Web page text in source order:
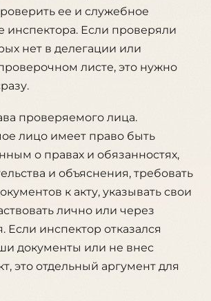
ее и служебное
инспектора. Если проверяли
нет в делегации или
листе, это нужно
проверяемого лица.
лицо имеет право быть
о правах и обязанностях,
и объяснения, требовать
к акту, указывать свои
лично или через
Если инспектор отказался
документы или не внес
это отдельный аргумент для